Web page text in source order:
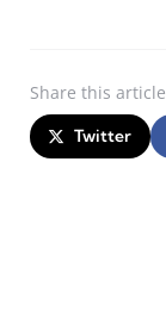
Share this article
Twitter